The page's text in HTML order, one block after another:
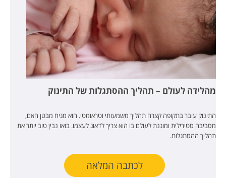
מהלידה לעולם – תהליך ההסתגלות של התינוק
התינוק עובר בתקופה קצרה תהליך משמעותי וטראומטי. הוא מגיח מבטן האם,
מסביבה סטירילית ומוגנת לעולם בו הוא צריך לדאוג לעצמו. בואו נבין טוב יותר את
תהליך ההסתגלות.
לכתבה המלאה